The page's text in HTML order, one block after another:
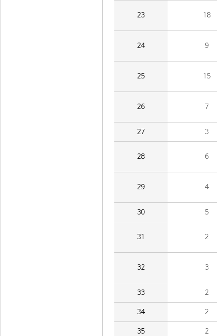
23 18
24 9
25 15
26 7
27 3
28 6
29 4
30 5
31 2
32 3
33 2
34 2
35 2